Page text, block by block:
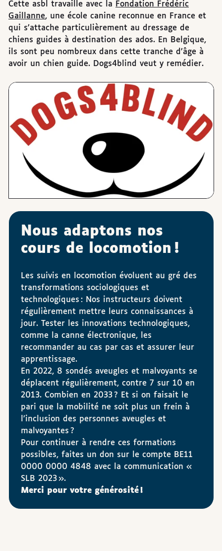
Cette asbl travaille avec la Fondation Frédéric
Gaillanne, une école canine reconnue en France et
qui s’attache particulièrement au dressage de
chiens guides à destination des ados. En Belgique,
ils sont peu nombreux dans cette tranche d’âge à
avoir un chien guide. Dogs4blind veut y remédier.
Nous adaptons nos
cours de locomotion !
Les suivis en locomotion évoluent au gré des
transformations sociologiques et
technologiques : Nos instructeurs doivent
régulièrement mettre leurs connaissances à
jour. Tester les innovations technologiques,
comme la canne électronique, les
recommander au cas par cas et assurer leur
apprentissage.
En 2022, 8 sondés aveugles et malvoyants se
déplacent régulièrement, contre 7 sur 10 en
2013. Combien en 2033 ? Et si on faisait le
pari que la mobilité ne soit plus un frein à
l’inclusion des personnes aveugles et
malvoyantes ?
Pour continuer à rendre ces formations
possibles, faites un don sur le compte BE11
0000 0000 4848 avec la communication «
SLB 2023 ».
Merci pour votre générosité !